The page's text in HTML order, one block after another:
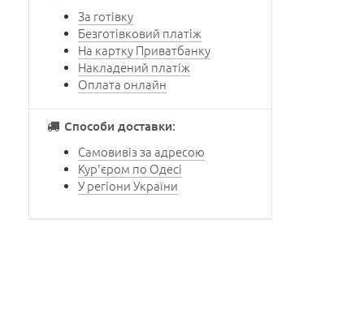
За готівку
Безготівковий платіж
На картку Приватбанку
Накладений платіж
Оплата онлайн
Способи доставки:
Самовивіз за адресою
Кур'єром по Одесі
У регіони України